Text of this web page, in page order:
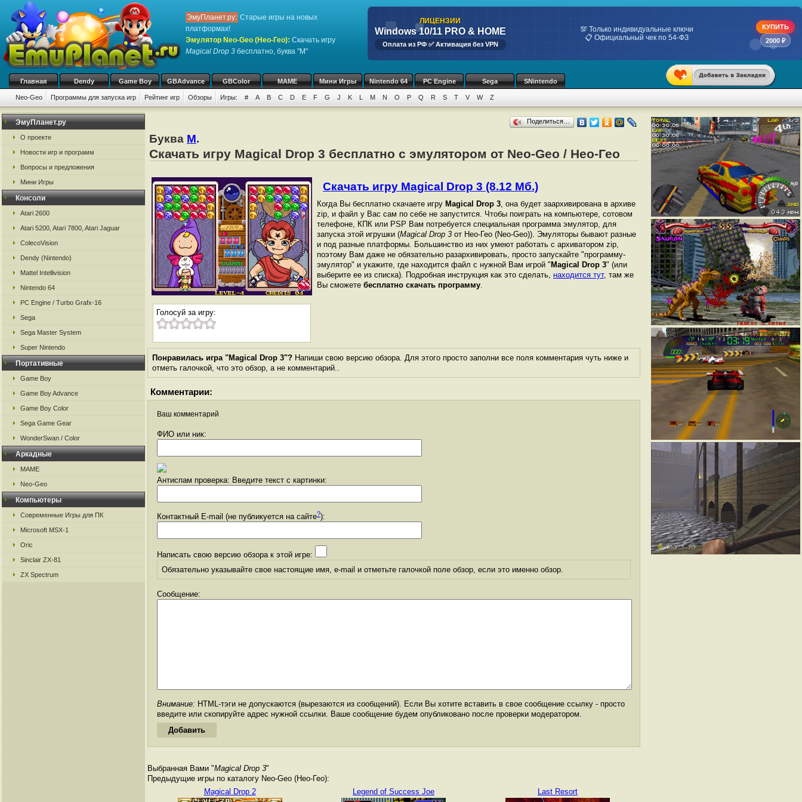
ЭмуПланет.ру: Старые игры на новых
платформах!
Эмулятор Neo-Geo (Нео-Гео): Скачать игру
Magical Drop 3 бесплатно, буква "M"
ЛИЦЕНЗИИ
Windows 10/11 PRO & HOME
Оплата из РФ ✅ Активация без VPN
💯 Только индивидуальные ключи
📋 Официальный чек по 54-ФЗ
КУПИТЬ
2000 ₽
Главная Dendy Game Boy GBAdvance GBColor MAME Мини Игры Nintendo 64 PC Engine Sega SNintendo
Neo-Geo Программы для запуска игр Рейтинг игр Обзоры Игры: # A B C D E F G J K L M N O P Q R S T V W Z
ЭмуПланет.ру
О проекте
Новости игр и программ
Вопросы и предложения
Мини Игры
Консоли
Atari 2600
Atari 5200, Atari 7800, Atari Jaguar
ColecoVision
Dendy (Nintendo)
Mattel Intellivision
Nintendo 64
PC Engine / Turbo Grafx-16
Sega
Sega Master System
Super Nintendo
Портативные
Game Boy
Game Boy Advance
Game Boy Color
Sega Game Gear
WonderSwan / Color
Аркадные
MAME
Neo-Geo
Компьютеры
Современные Игры для ПК
Microsoft MSX-1
Oric
Sinclair ZX-81
ZX Spectrum
Поделиться…
Буква M.
Скачать игру Magical Drop 3 бесплатно с эмулятором от Neo-Geo / Нео-Гео
Голосуй за игру:
Скачать игру Magical Drop 3 (8.12 Мб.)
Когда Вы бесплатно скачаете игру Magical Drop 3, она будет заархивирована в архиве
zip, и файл у Вас сам по себе не запустится. Чтобы поиграть на компьютере, сотовом
телефоне, КПК или PSP Вам потребуется специальная программа эмулятор, для
запуска этой игрушки (Magical Drop 3 от Нео-Гео (Neo-Geo)). Эмуляторы бывают разные
и под разные платформы. Большинство из них умеют работать с архиватором zip,
поэтому Вам даже не обязательно разархивировать, просто запускайте "программу-
эмулятор" и укажите, где находится файл с нужной Вам игрой " Magical Drop 3" (или
выберите ее из списка). Подробная инструкция как это сделать, находится тут, там же
Вы сможете бесплатно скачать программу.
Понравилась игра "Magical Drop 3"? Напиши свою версию обзора. Для этого просто заполни все поля комментария чуть ниже и
отметь галочкой, что это обзор, а не комментарий..
Комментарии:
Ваш комментарий
ФИО или ник:
Антиспам проверка: Введите текст с картинки:
Контактный E-mail (не публикуется на сайте?):
Написать свою версию обзора к этой игре:
Обязательно указывайте свое настоящие имя, e-mail и отметьте галочкой поле обзор, если это именно обзор.
Сообщение:
Внимание: HTML-тэги не допускаются (вырезаются из сообщений). Если Вы хотите вставить в свое сообщение ссылку - просто
введите или скопируйте адрес нужной ссылки. Ваше сообщение будем опубликовано после проверки модератором.
Выбранная Вами "Magical Drop 3"
Предыдущие игры по каталогу Neo-Geo (Нео-Гео):
Magical Drop 2
Legend of Success Joe Last Resort